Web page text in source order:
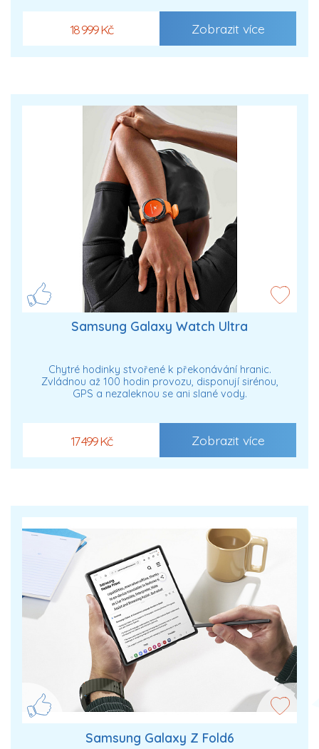
18 999 Kč Zobrazit více
Samsung Galaxy Watch Ultra
Chytré hodinky stvořené k překonávání hranic.
Zvládnou až 100 hodin provozu, disponují sirénou,
GPS a nezaleknou se ani slané vody.
17 499 Kč Zobrazit více
Samsung Galaxy Z Fold6